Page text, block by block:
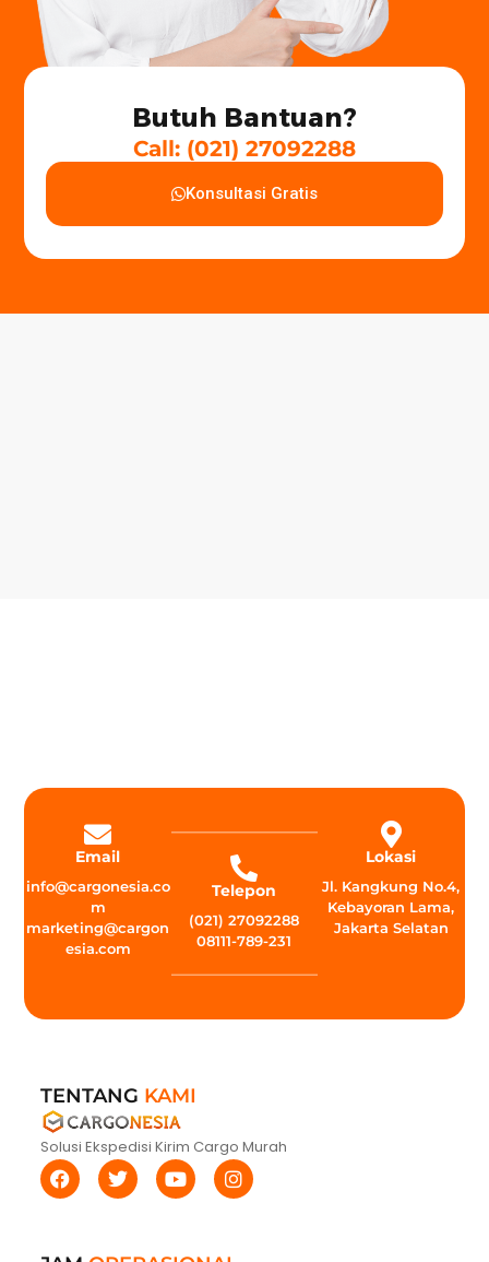
Butuh Bantuan?
Call: (021) 27092288
Konsultasi Gratis
Email
info@cargonesia.co
m
marketing@cargon
esia.com
Telepon
(021) 27092288
08111-789-231
Lokasi
Jl. Kangkung No.4,
Kebayoran Lama,
Jakarta Selatan
TENTANG KAMI
Solusi Ekspedisi Kirim Cargo Murah